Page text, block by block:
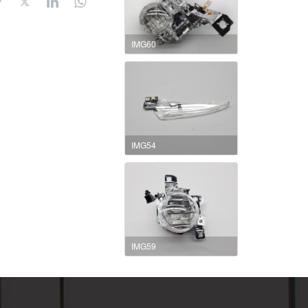
IMG60
IMG54
IMG59